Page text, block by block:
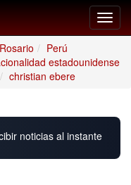
Rosario
Perú
estadounidense
christian ebere
noticias al instante